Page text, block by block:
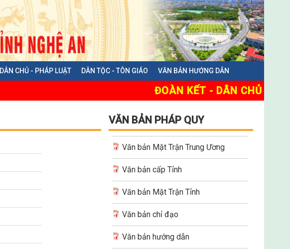
DÂN CHỦ - PHÁP LUẬT DÂN TỘC - TÔN GIÁO VĂN BẢN HƯỚNG DẪN
ĐOÀN KẾT - DÂN CHỦ - KỶ
VĂN BẢN PHÁP QUY
Văn bản Mặt Trận Trung Ương
Văn bản cấp Tỉnh
Văn bản Mặt Trận Tỉnh
Văn bản chỉ đạo
Văn bản hướng dẫn